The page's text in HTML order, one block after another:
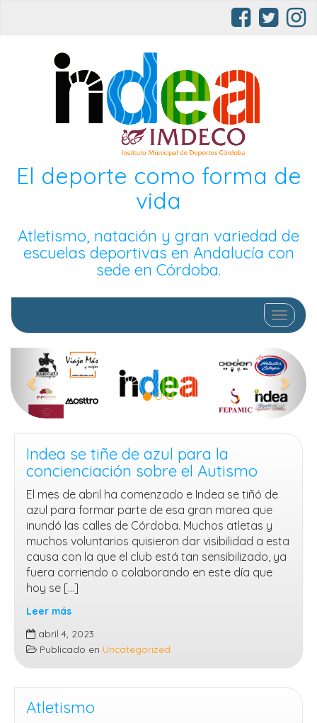
El deporte como forma de
vida
Atletismo, natación y gran variedad de
escuelas deportivas en Andalucía con
sede en Córdoba.
A
n
t
e
r
i
o
r
S
i
g
u
i
Indea se tiñe de azul para la
concienciación sobre el Autismo
El mes de abril ha comenzado e Indea se tiñó de
azul para formar parte de esa gran marea que
inundó las calles de Córdoba. Muchos atletas y
muchos voluntarios quisieron dar visibilidad a esta
causa con la que el club está tan sensibilizado, ya
fuera corriendo o colaborando en este día que
hoy se […]
Leer más
Indea
se
tiñe
de
azul
para
abril 4, 2023
Publicado en Uncategorized
Atletismo